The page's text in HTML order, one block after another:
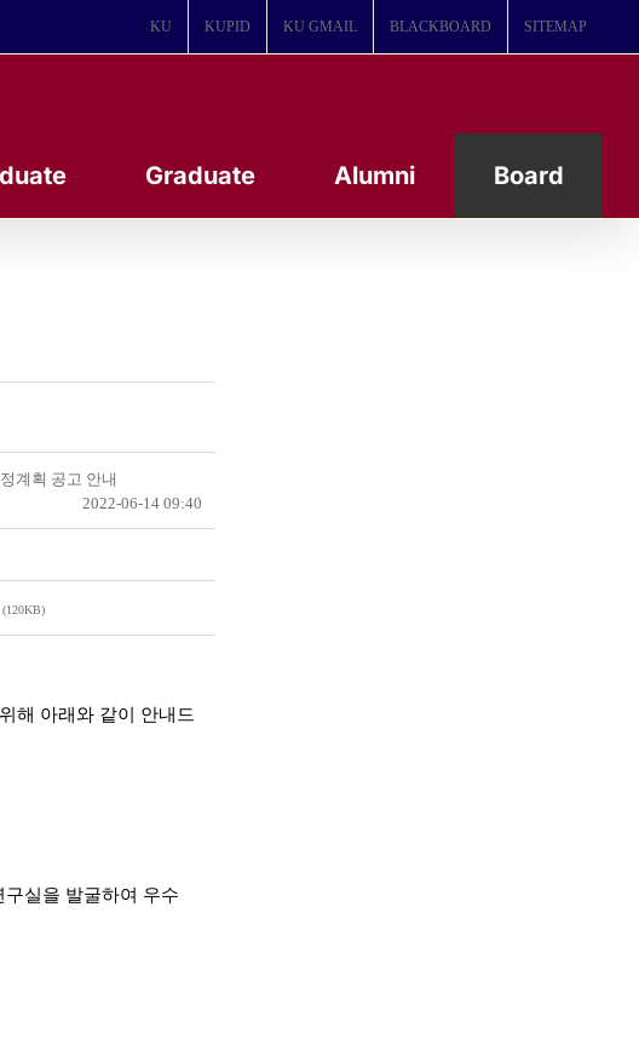
KU KUPID KU GMAIL BLACKBOARD SITEMAP
Graduate Alumni Board
계획 공고 안내
2022-06-14 09:40
(120KB)
해 아래와 같이 안내드
실을 발굴하여 우수